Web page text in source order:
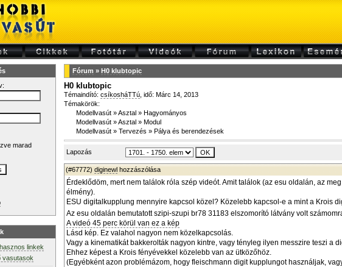
marad
linkek
vasutasok
Fórum » H0 klubtopic
H0 klubtopic
Témaindító: csíkosháTTú , idő: Márc 14, 2013
Témakörök:
Modellvasút »Asztal » Hagyományos
Modellvasút »Asztal » Modul
Modellvasút » Tervezés » Pálya és berendezések
Lapozás
(#67772) diginewl hozzászólása
Érdeklődöm, mert nem találok róla szép videót. Amit találok (az esu oldalán, az
élmény).
ESU digitalkupplung mennyire kapcsol közel? Közelebb kapcsol-e a mint a Krois
Az esu oldalán bemutatott szipi-szupi br78 31183 elszomorító látvány volt
A videó 45 perc körül van ez a kép
Lásd kép. Ez valahol nagyon nem közelkapcsolás.
Vagy a kinematikát bakkerolták nagyon kintre, vagy tényleg ilyen messzire teszi a
Ehhez képest a Krois fényévekkel közelebb van az ütközőhöz.
(Egyébként azon problémázom, hogy fleischmann digit kupplungot használjak,